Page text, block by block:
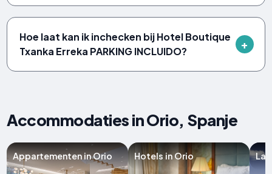
Hoe laat kan ik inchecken bij Hotel Boutique
Txanka Erreka PARKING INCLUIDO?
Accommodaties in Orio, Spanje
Appartementen in Orio Hotels in Orio